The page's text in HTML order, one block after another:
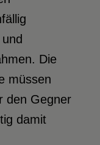
Die
müssen
den Gegner
damit